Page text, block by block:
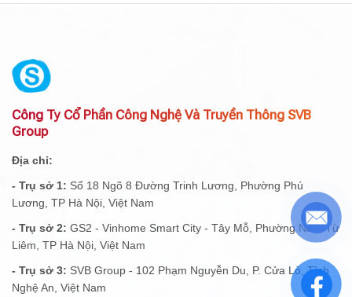
Công Ty Cổ Phần Công Nghệ Và Truyền Thông SVB
Group
Địa chỉ:
- Trụ sở 1: Số 18 Ngõ 8 Đường Trinh Lương, Phường Phú
Lương, TP Hà Nội, Việt Nam
- Trụ sở 2: GS2 - Vinhome Smart City - Tây Mỗ, Phường Nam Từ
Liêm, TP Hà Nội, Việt Nam
- Trụ sở 3: SVB Group - 102 Phạm Nguyễn Du, P. Cửa Lò, Tỉnh
Nghệ An, Việt Nam